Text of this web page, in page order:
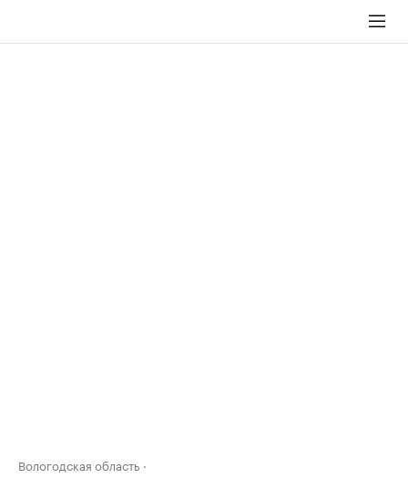
Вологодская область